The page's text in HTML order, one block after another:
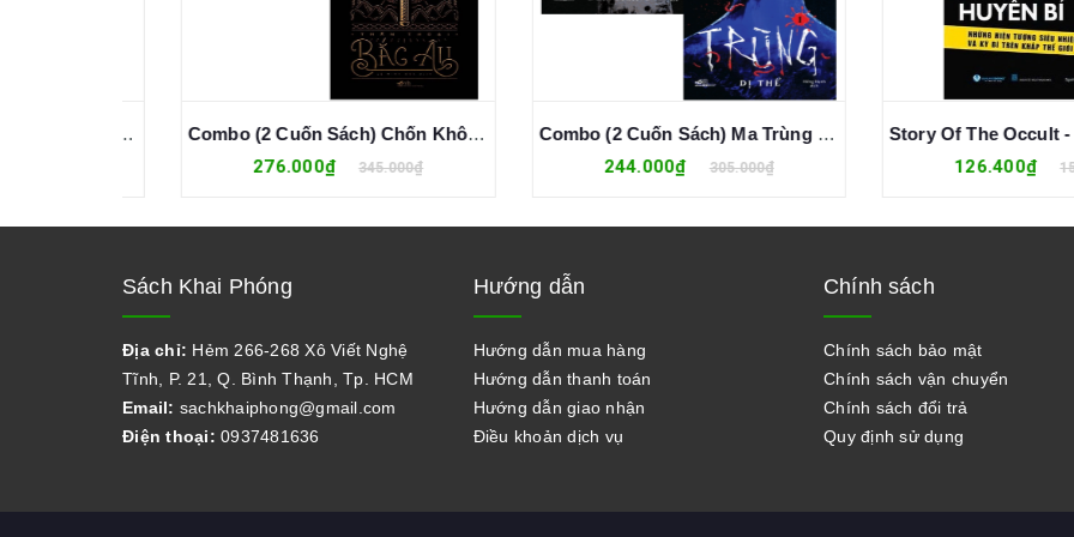
Combo (2 Cuốn Sách) Chốn Không Đâu + Thần Thoại Bắc Âu (Neil Gaiman)
276.000₫ 345.000₫
Combo (2 Cuốn Sách) Ma Trùng 1 - Dị Thể + Ma Trùng 2 - Đen Trắng (Chan Ho-Kei)
244.000₫ 305.000₫ 126.400₫ 158.000₫
Sách Khai Phóng
Địa chỉ: Hẻm 266-268 Xô Viết Nghệ
Tĩnh, P. 21, Q. Bình Thạnh, Tp. HCM
Email: sachkhaiphong@gmail.com
Điện thoại: 0937481636
Hướng dẫn
Hướng dẫn mua hàng
Hướng dẫn thanh toán
Hướng dẫn giao nhận
Điều khoản dịch vụ
Chính sách
Chính sách bảo mật
Chính sách vận chuyển
Chính sách đổi trả
Quy định sử dụng